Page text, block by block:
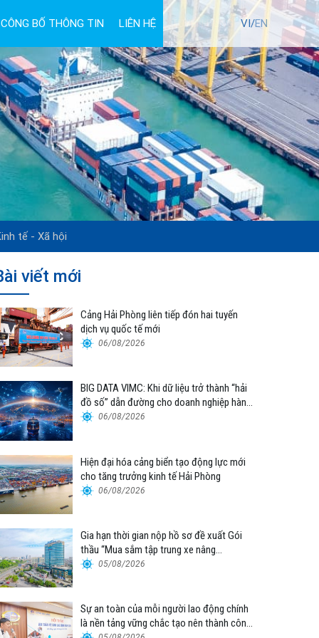
CÔNG BỐ THÔNG TIN LIÊN HỆ TUYỂN DỤNG VI/EN
tế - Xã hội
viết mới
Cảng Hải Phòng liên tiếp đón hai tuyến
dịch vụ quốc tế mới
06/08/2026
BIG DATA VIMC: Khi dữ liệu trở thành “hải
đồ số” dẫn đường cho doanh nghiệp hàng
hải 06/08/2026
Hiện đại hóa cảng biển tạo động lực mới
cho tăng trưởng kinh tế Hải Phòng
06/08/2026
Gia hạn thời gian nộp hồ sơ đề xuất Gói
thầu “Mua sắm tập trung xe nâng
container thuộc Tổng công ty Hàng hải
05/08/2026
Sự an toàn của mỗi người lao động chính
là nền tảng vững chắc tạo nên thành công